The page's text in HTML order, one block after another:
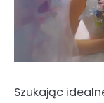
Szukając